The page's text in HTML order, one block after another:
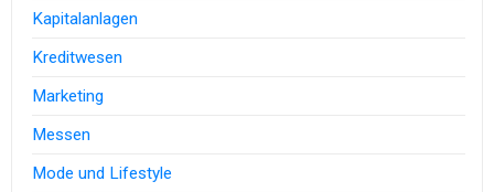
Kapitalanlagen
Kreditwesen
Marketing
Messen
Mode und Lifestyle